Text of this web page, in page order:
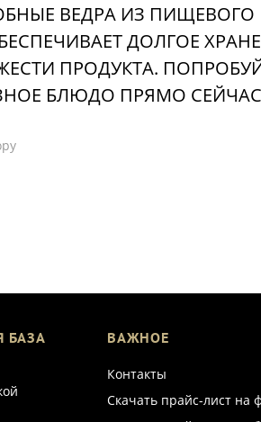
ВЕДРА ИЗ ПИЩЕВОГО
ДОЛГОЕ
ПРОДУКТА.
БЛЮДО ПРЯМО
БАЗА
ВАЖНОЕ
Контакты
Скачать прайс-лист на